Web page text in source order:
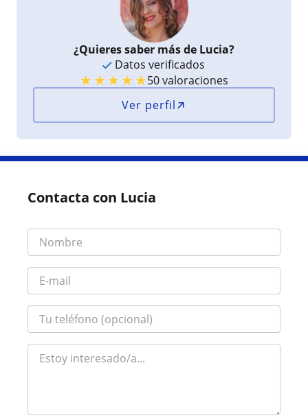
¿Quieres saber más de Lucia?
Datos verificados
★★★★★50 valoraciones
Ver perfil
Contacta con Lucia